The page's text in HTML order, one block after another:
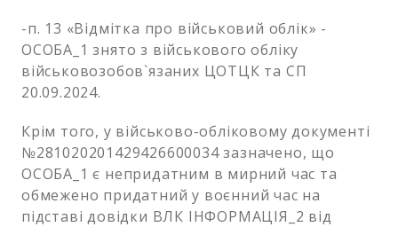
-п. 13 «Відмітка про військовий облік» -
ОСОБА_1 знято з військового обліку
військовозобов`язаних ЦОТЦК та СП
20.09.2024.
Крім того, у військово-обліковому документі
№281020201429426600034 зазначено, що
ОСОБА_1 є непридатним в мирний час та
обмежено придатний у воєнний час на
підставі довідки ВЛК ІНФОРМАЦІЯ_2 від